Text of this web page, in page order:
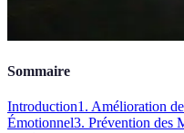
Sommaire
Introduction1. Amélioration
Émotionnel3. Prévention des